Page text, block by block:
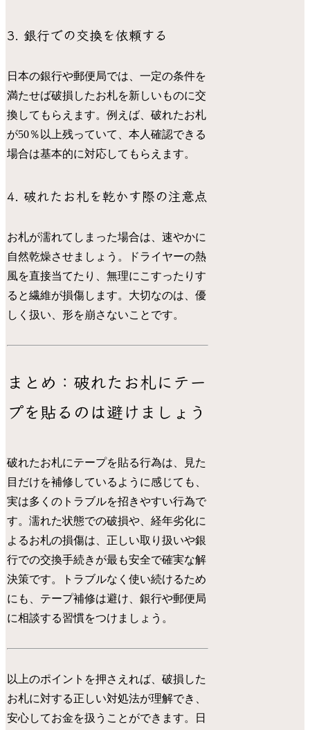
3. 銀行での交換を依頼する
日本の銀行や郵便局では、一定の条件を
満たせば破損したお札を新しいものに交
換してもらえます。例えば、破れたお札
が50％以上残っていて、本人確認できる
場合は基本的に対応してもらえます。
4. 破れたお札を乾かす際の注意点
お札が濡れてしまった場合は、速やかに
自然乾燥させましょう。ドライヤーの熱
風を直接当てたり、無理にこすったりす
ると繊維が損傷します。大切なのは、優
しく扱い、形を崩さないことです。
まとめ：破れたお札にテー
プを貼るのは避けましょう
破れたお札にテープを貼る行為は、見た
目だけを補修しているように感じても、
実は多くのトラブルを招きやすい行為で
す。濡れた状態での破損や、経年劣化に
よるお札の損傷は、正しい取り扱いや銀
行での交換手続きが最も安全で確実な解
決策です。トラブルなく使い続けるため
にも、テープ補修は避け、銀行や郵便局
に相談する習慣をつけましょう。
以上のポイントを押さえれば、破損した
お札に対する正しい対処法が理解でき、
安心してお金を扱うことができます。日